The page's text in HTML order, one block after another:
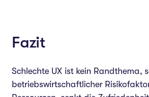
Fazit
Schlechte UX ist kein Randthema,
betriebswirtschaftlicher